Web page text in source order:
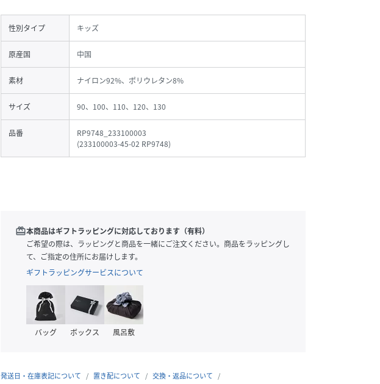
性別タイプ キッズ
原産国 中国
素材 ナイロン92%、ポリウレタン8%
サイズ 90、100、110、120、130
品番
RP9748_233100003
(233100003-45-02 RP9748)
redeem本商品はギフトラッピングに対応しております（有料）
ご希望の際は、ラッピングと商品を一緒にご注文ください。商品をラッピングし
て、ご指定の住所にお届けします。
ギフトラッピングサービスについて
バッグ ボックス 風呂敷
発送日・在庫表記について 置き配について 交換・返品について